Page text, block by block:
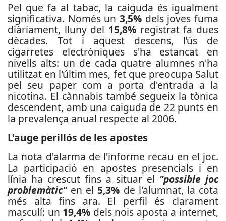
Pel que fa al tabac, la caiguda és igualment
significativa. Només un 3,5% dels joves fuma
diàriament, lluny del 15,8% registrat fa dues
dècades. Tot i aquest descens, l’ús de
cigarretes electròniques s'ha estancat en
nivells alts: un de cada quatre alumnes n'ha
utilitzat en l'últim mes, fet que preocupa Salut
pel seu paper com a porta d'entrada a la
nicotina. El cànnabis també segueix la tònica
descendent, amb una caiguda de 22 punts en
la prevalença anual respecte al 2006.
L'auge perillós de les apostes
La nota d'alarma de l'informe recau en el joc.
La participació en apostes presencials i en
línia ha crescut fins a situar el "possible joc
problemàtic" en el 5,3% de l'alumnat, la cota
més alta fins ara. El perfil és clarament
masculí: un 19,4% dels nois aposta a internet,